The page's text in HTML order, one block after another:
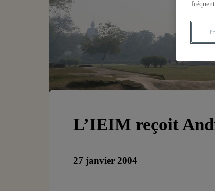
L’IEIM reçoit
27 janvier 2004